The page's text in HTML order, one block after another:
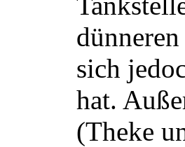
sich
hat.
(Theke